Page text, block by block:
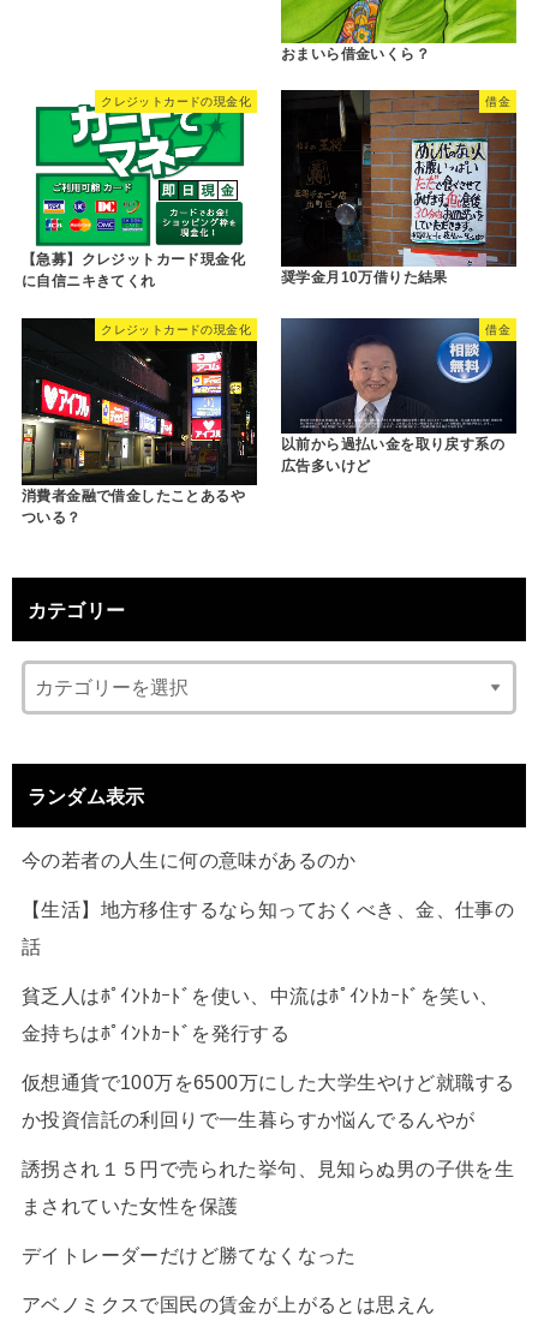
おまいら借金いくら？
クレジットカードの現金化
【急募】クレジットカード現金化
に自信ニキきてくれ
借金
奨学金月10万借りた結果
クレジットカードの現金化
消費者金融で借金したことあるや
ついる？
借金
以前から過払い金を取り戻す系の
広告多いけど
カテゴリー
ランダム表示
今の若者の人生に何の意味があるのか
【生活】地方移住するなら知っておくべき、金、仕事の
話
貧乏人はﾎﾟｲﾝﾄｶｰﾄﾞを使い、中流はﾎﾟｲﾝﾄｶｰﾄﾞを笑い、
金持ちはﾎﾟｲﾝﾄｶｰﾄﾞを発行する
仮想通貨で100万を6500万にした大学生やけど就職する
か投資信託の利回りで一生暮らすか悩んでるんやが
誘拐され１５円で売られた挙句、見知らぬ男の子供を生
まされていた女性を保護
デイトレーダーだけど勝てなくなった
アベノミクスで国民の賃金が上がるとは思えん